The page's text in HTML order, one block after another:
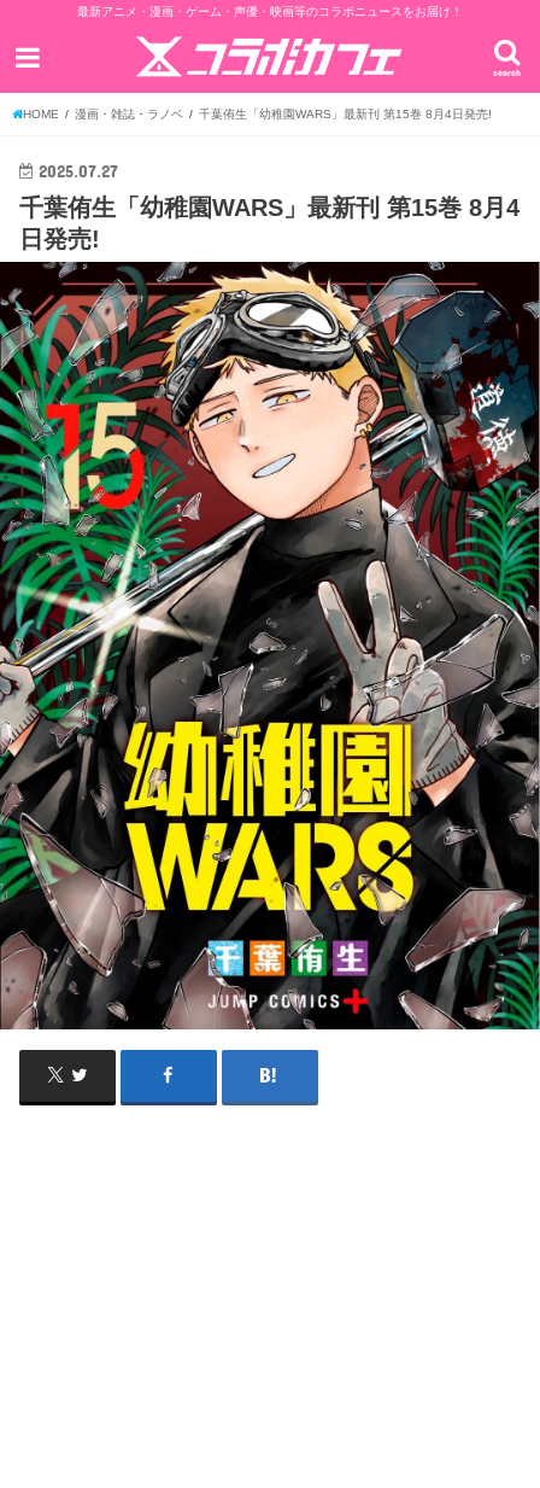
最新アニメ・漫画・ゲーム・声優・映画等のコラボニュースをお届け！
search
HOME 漫画・雑誌・ラノベ 千葉侑生「幼稚園WARS」最新刊 第15巻 8月4日発売!
2025.07.27
千葉侑生「幼稚園WARS」最新刊 第15巻 8月4
日発売!